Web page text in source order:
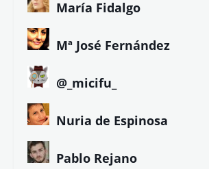
María Fidalgo
Mª José Fernández
@_micifu_
Nuria de Espinosa
Pablo Rejano